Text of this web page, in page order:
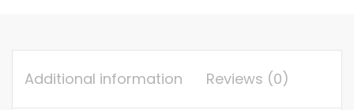
Additional information Reviews (0)